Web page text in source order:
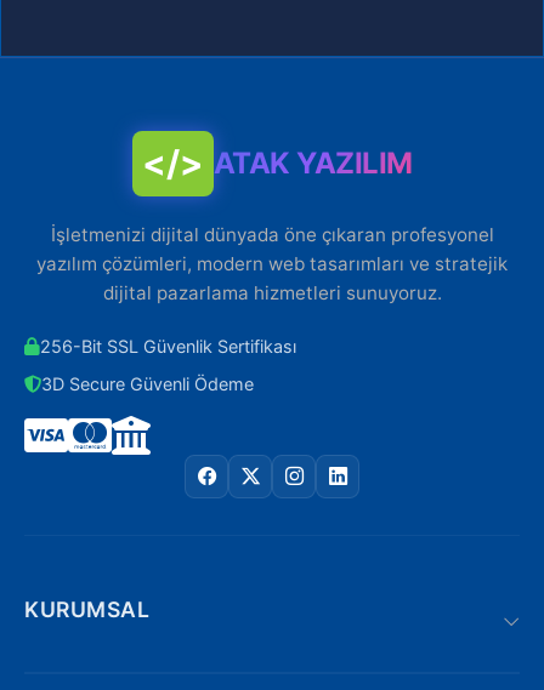
</> ATAK YAZILIM
İşletmenizi dijital dünyada öne çıkaran profesyonel
yazılım çözümleri, modern web tasarımları ve stratejik
dijital pazarlama hizmetleri sunuyoruz.
256-Bit SSL Güvenlik Sertifikası
3D Secure Güvenli Ödeme
KURUMSAL